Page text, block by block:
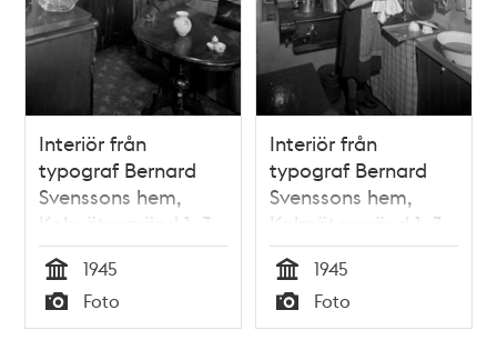
Interiör från
typograf Bernard
Svenssons hem,
Kolmätargränd 1, 3
tr
Tid
1945
Typ
Foto
Interiör från
typograf Bernard
Svenssons hem,
Kolmätargränd 1, 3
tr
Tid
1945
Typ
Foto